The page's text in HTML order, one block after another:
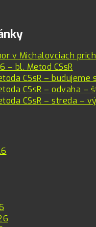
v Michalovciach
– bl. Metod CSsR
CSsR –
CSsR – odvaha –
CSsR – streda –